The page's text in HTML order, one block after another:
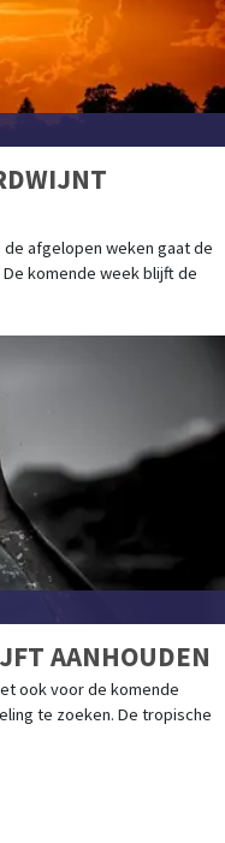
de afgelopen weken gaat de
komende week blijft de
AANHOUDEN
ook voor de komende
te zoeken. De tropische